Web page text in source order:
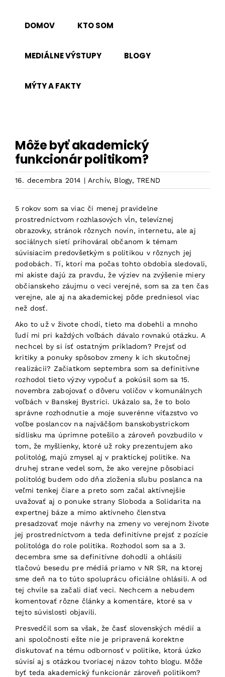
contentDOMOV KTO SOM
MEDIÁLNE VÝSTUPY BLOGY
MÝTY A FAKTY
Môže byť akademický
funkcionár politikom?
16. decembra 2014 | Archív, Blogy, TREND
5 rokov som sa viac či menej pravidelne
prostredníctvom rozhlasových vĺn, televíznej
obrazovky, stránok rôznych novín, internetu, ale aj
sociálnych sietí prihováral občanom k témam
súvisiacim predovšetkým s politikou v rôznych jej
podobách. Tí, ktorí ma počas tohto obdobia sledovali,
mi akiste dajú za pravdu, že výziev na zvýšenie miery
občianskeho záujmu o veci verejné, som sa za ten čas
verejne, ale aj na akademickej pôde predniesol viac
než dosť.
Ako to už v živote chodí, tieto ma dobehli a mnoho
ľudí mi pri každých voľbách dávalo rovnakú otázku. A
nechcel by si ísť ostatným príkladom? Prejsť od
kritiky a ponuky spôsobov zmeny k ich skutočnej
realizácii? Začiatkom septembra som sa definitívne
rozhodol tieto výzvy vypočuť a pokúsil som sa 15.
novembra zabojovať o dôveru voličov v komunálnych
voľbách v Banskej Bystrici. Ukázalo sa, že to bolo
správne rozhodnutie a moje suverénne víťazstvo vo
voľbe poslancov na najväčšom banskobystrickom
sídlisku ma úprimne potešilo a zároveň povzbudilo v
tom, že myšlienky, ktoré už roky prezentujem ako
politológ, majú zmysel aj v praktickej politike. Na
druhej strane vedel som, že ako verejne pôsobiaci
politológ budem odo dňa zloženia sľubu poslanca na
veľmi tenkej čiare a preto som začal aktívnejšie
uvažovať aj o ponuke strany Sloboda a Solidarita na
expertnej báze a mimo aktívneho členstva
presadzovať moje návrhy na zmeny vo verejnom živote
jej prostredníctvom a teda definitívne prejsť z pozície
politológa do role politika. Rozhodol som sa a 3.
decembra sme sa definitívne dohodli a ohlásili
tlačovú besedu pre médiá priamo v NR SR, na ktorej
sme deň na to túto spoluprácu oficiálne ohlásili. A od
tej chvíle sa začali diať veci. Nechcem a nebudem
komentovať rôzne články a komentáre, ktoré sa v
tejto súvislosti objavili.
Presvedčil som sa však, že časť slovenských médií a
ani spoločnosti ešte nie je pripravená korektne
diskutovať na tému odbornosť v politike, ktorá úzko
súvisí aj s otázkou tvoriacej názov tohto blogu. Môže
byť teda akademický funkcionár zároveň politikom?